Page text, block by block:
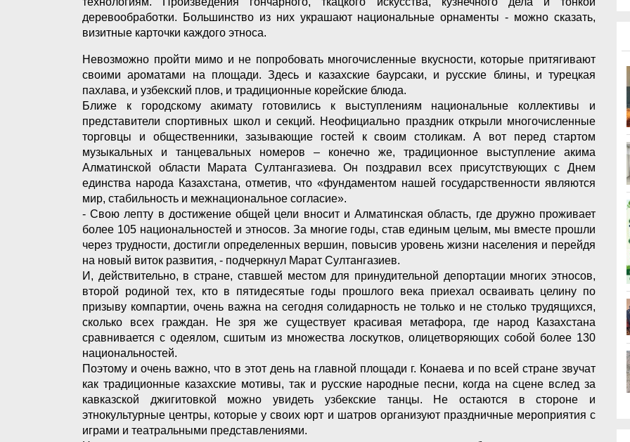
деревообработки. Большинство из них украшают национальные орнаменты - можно сказать,
визитные карточки каждого этноса.
Невозможно пройти мимо и не попробовать многочисленные вкусности, которые притягивают
своими ароматами на площади. Здесь и казахские баурсаки, и русские блины, и турецкая
пахлава, и узбекский плов, и традиционные корейские блюда.
Ближе к городскому акимату готовились к выступлениям национальные коллективы и
представители спортивных школ и секций. Неофициально праздник открыли многочисленные
торговцы и общественники, зазывающие гостей к своим столикам. А вот перед стартом
музыкальных и танцевальных номеров – конечно же, традиционное выступление акима
Алматинской области Марата Султангазиева. Он поздравил всех присутствующих с Днем
единства народа Казахстана, отметив, что «фундаментом нашей государственности являются
мир, стабильность и межнациональное согласие».
- Свою лепту в достижение общей цели вносит и Алматинская область, где дружно проживает
более 105 национальностей и этносов. За многие годы, став единым целым, мы вместе прошли
через трудности, достигли определенных вершин, повысив уровень жизни населения и перейдя
на новый виток развития, - подчеркнул Марат Султангазиев.
И, действительно, в стране, ставшей местом для принудительной депортации многих этносов,
второй родиной тех, кто в пятидесятые годы прошлого века приехал осваивать целину по
призыву компартии, очень важна на сегодня солидарность не только и не столько трудящихся,
сколько всех граждан. Не зря же существует красивая метафора, где народ Казахстана
сравнивается с одеялом, сшитым из множества лоскутков, олицетворяющих собой более 130
национальностей.
Поэтому и очень важно, что в этот день на главной площади г. Конаева и по всей стране звучат
как традиционные казахские мотивы, так и русские народные песни, когда на сцене вслед за
кавказской джигитовкой можно увидеть узбекские танцы. Не остаются в стороне и
этнокультурные центры, которые у своих юрт и шатров организуют праздничные мероприятия с
играми и театральными представлениями.